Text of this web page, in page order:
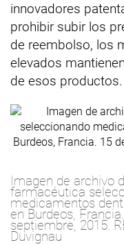
innovadores
prohibir subir los
de reembolso, los
elevados
de esos productos.
Imagen de archivo
farmacéutica
medicamentos
en Burdeos,
septiembre, 2015.
Duvignau